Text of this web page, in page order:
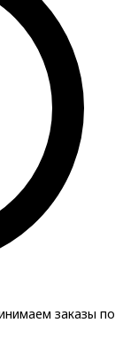
заказы по